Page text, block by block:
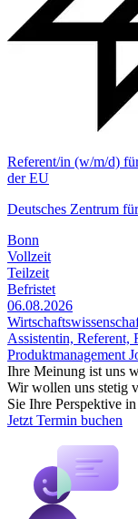
Referent/in (w/m/d)
der EU
Deutsches Zentrum
Bonn
Vollzeit
Teilzeit
Befristet
06.08.2026
Assistentin, Referent,
Produktmanagement
Ihre Meinung ist uns
Wir wollen uns stetig
Sie Ihre Perspektive
Jetzt Termin buchen